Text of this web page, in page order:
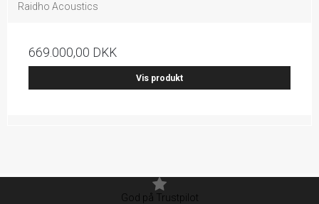
Raidho Acoustics
669.000,00 DKK
Vis produkt
God på Trustpilot